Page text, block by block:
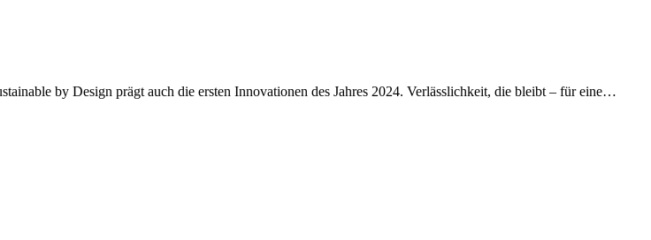
by Design prägt auch die ersten Innovationen des Jahres 2024. Verlässlichkeit, die bleibt – für eine…